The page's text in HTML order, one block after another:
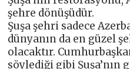
şehre dönüşüdür.
Şuşa şehri sadece
dünyanın da en güzel
olacaktır.
söylediği gibi Şuşa’nın